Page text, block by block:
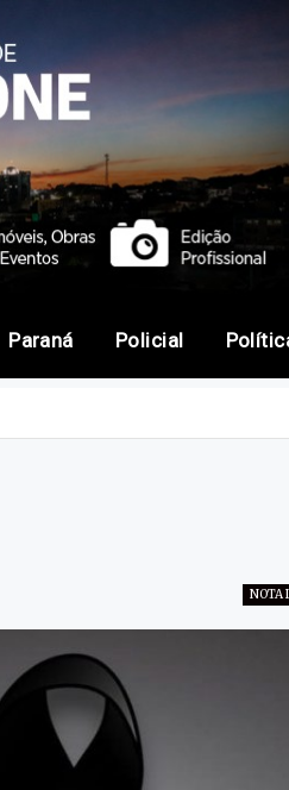
Paraná Policial
NOTA